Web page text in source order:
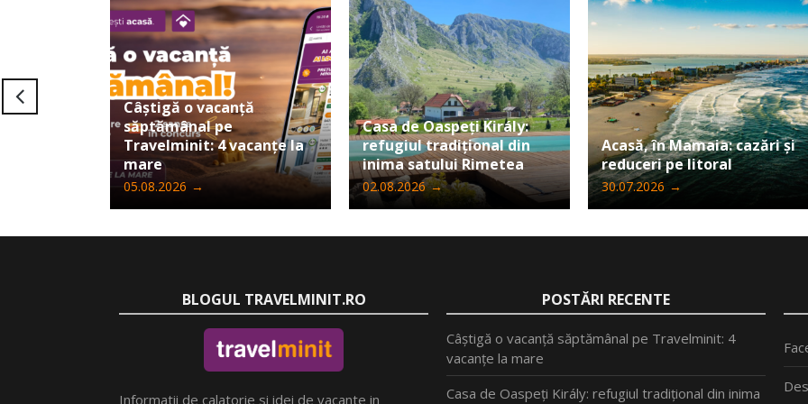
Câștigă o vacanță
săptămânal pe
Travelminit: 4 vacanțe la
mare
05.08.2026 →
Casa de Oaspeți Király:
refugiul tradițional din
inima satului Rimetea
02.08.2026 →
Acasă, în Mamaia: cazări și
reduceri pe litoral
30.07.2026 →
BLOGUL TRAVELMINIT.RO
Informatii de calatorie si idei de vacante in
POSTĂRI RECENTE
Câștigă o vacanță săptămânal pe Travelminit: 4
vacanțe la mare
Casa de Oaspeți Király: refugiul tradițional din inima